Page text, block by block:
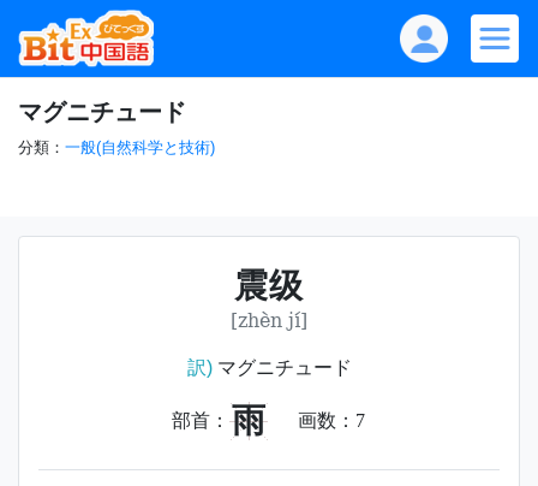
マグニチュード
分類： 一般(自然科学と技術)
震级
[zhèn jí]
訳)マグニチュード
部首： 雨 画数： 7